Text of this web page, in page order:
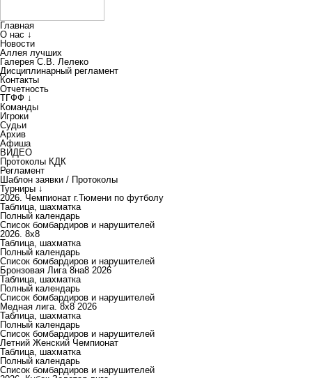
Главная
О нас ↓
Новости
Аллея лучших
Галерея С.В. Лелеко
Дисциплинарный регламент
Контакты
Отчетность
ТГФФ ↓
Команды
Игроки
Судьи
Архив
Афиша
ВИДЕО
Протоколы КДК
Регламент
Шаблон заявки / Протоколы
Турниры ↓
2026. Чемпионат г.Тюмени по футболу
Таблица, шахматка
Полный календарь
Список бомбардиров и нарушителей
2026. 8х8
Таблица, шахматка
Полный календарь
Список бомбардиров и нарушителей
Бронзовая Лига 8на8 2026
Таблица, шахматка
Полный календарь
Список бомбардиров и нарушителей
Медная лига. 8x8 2026
Таблица, шахматка
Полный календарь
Список бомбардиров и нарушителей
Летний Женский Чемпионат
Таблица, шахматка
Полный календарь
Список бомбардиров и нарушителей